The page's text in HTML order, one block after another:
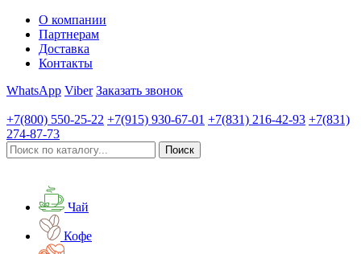
О компании
Партнерам
Доставка
Контакты
WhatsApp Viber Заказать звонок
+7(800) 550-25-22 +7(915) 930-67-01 +7(831) 216-42-93 +7(831)
274-87-73
Чай
Кофе